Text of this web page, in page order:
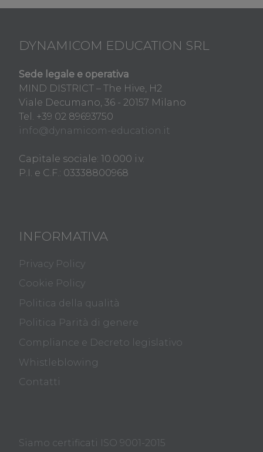
DYNAMICOM EDUCATION SRL
Sede legale e operativa
MIND DISTRICT – The Hive, H2
Viale Decumano, 36 - 20157 Milano
Tel. +39 02 89693750
info@dynamicom-education.it
Capitale sociale: 10.000 i.v.
P.I. e C.F.: 03338800968
INFORMATIVA
Privacy Policy
Cookie Policy
Politica della qualità
Politica Parità di genere
Compliance e Decreto legislativo
Whistleblowing
Contatti
Siamo certificati ISO 9001-2015